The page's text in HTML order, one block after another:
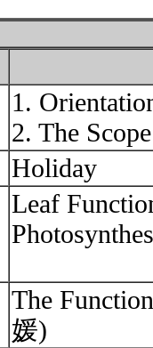
1.
2. The
Holiday
Leaf
The
媛)